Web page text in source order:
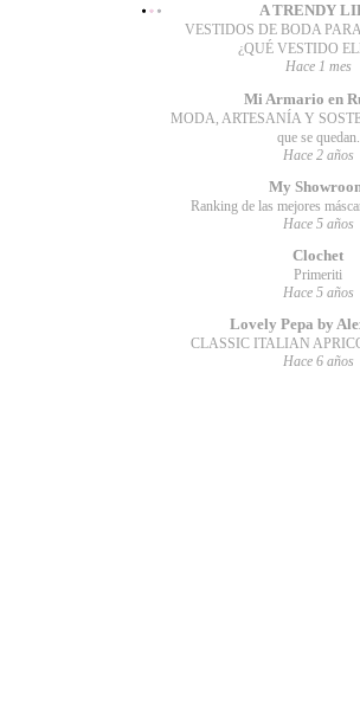
A TRENDY
VESTIDOS DE BODA
¿QUÉ VESTIDO
Hace 1 mes
Mi Armario en
MODA, ARTESANÍA Y
que se quedan.
Hace 2 años
My
Ranking de las mejores
Hace 5 años
Clochet
Primeriti
Hace 5 años
Lovely Pepa by
CLASSIC ITALIAN
Hace 6 años